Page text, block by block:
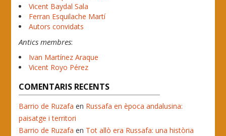
Vicent Baydal Sala
Ferran Esquilache Martí
Autors convidats
Antics membres:
Ivan Martínez Araque
Vicent Royo Pérez
COMENTARIS RECENTS
Barrio de Ruzafa en Russafa en època andalusina:
paisatge i territori
Barrio de Ruzafa en Tot allò era Russafa: una història